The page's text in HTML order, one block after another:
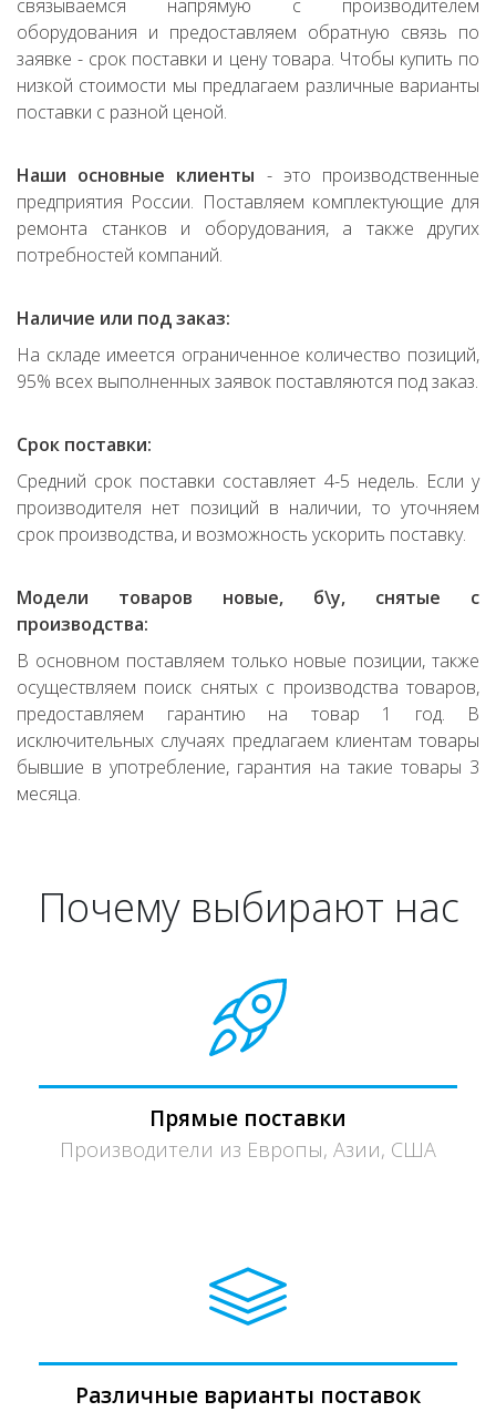
связываемся напрямую с производителем
оборудования и предоставляем обратную связь по
заявке - срок поставки и цену товара. Чтобы купить по
низкой стоимости мы предлагаем различные варианты
поставки с разной ценой.
Наши основные клиенты - это производственные
предприятия России. Поставляем комплектующие для
ремонта станков и оборудования, а также других
потребностей компаний.
Наличие или под заказ:
На складе имеется ограниченное количество позиций,
95% всех выполненных заявок поставляются под заказ.
Срок поставки:
Средний срок поставки составляет 4-5 недель. Если у
производителя нет позиций в наличии, то уточняем
срок производства, и возможность ускорить поставку.
Модели товаров новые, б\у, снятые с
производства:
В основном поставляем только новые позиции, также
осуществляем поиск снятых с производства товаров,
предоставляем гарантию на товар 1 год. В
исключительных случаях предлагаем клиентам товары
бывшие в употребление, гарантия на такие товары 3
месяца.
Почему выбирают нас
Прямые поставки
Производители из Европы, Азии, США
Различные варианты поставок